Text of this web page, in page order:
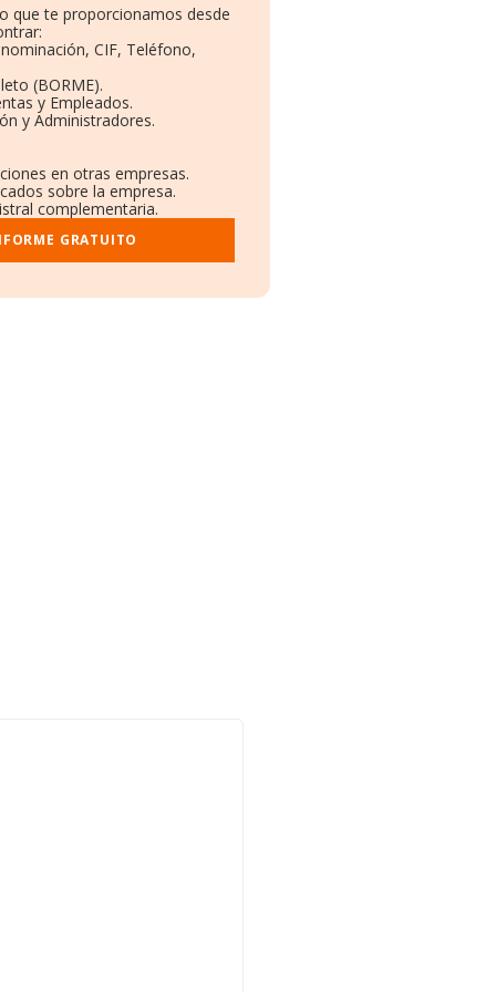
que te proporcionamos desde
CIF, Teléfono,
(BORME).
y Empleados.
y Administradores.
en otras empresas.
sobre la empresa.
complementaria.
GRATUITO